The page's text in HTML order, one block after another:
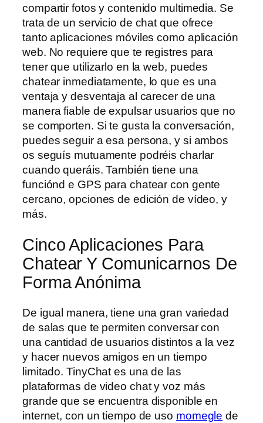
compartir fotos y contenido multimedia. Se
trata de un servicio de chat que ofrece
tanto aplicaciones móviles como aplicación
web. No requiere que te registres para
tener que utilizarlo en la web, puedes
chatear inmediatamente, lo que es una
ventaja y desventaja al carecer de una
manera fiable de expulsar usuarios que no
se comporten. Si te gusta la conversación,
puedes seguir a esa persona, y si ambos
os seguís mutuamente podréis charlar
cuando queráis. También tiene una
funciónd e GPS para chatear con gente
cercano, opciones de edición de vídeo, y
más.
Cinco Aplicaciones Para
Chatear Y Comunicarnos De
Forma Anónima
De igual manera, tiene una gran variedad
de salas que te permiten conversar con
una cantidad de usuarios distintos a la vez
y hacer nuevos amigos en un tiempo
limitado. TinyChat es una de las
plataformas de video chat y voz más
grande que se encuentra disponible en
internet, con un tiempo de uso momegle de